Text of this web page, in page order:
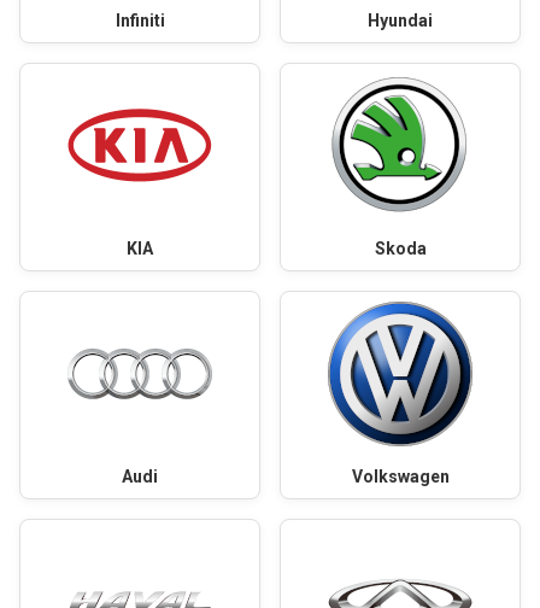
Infiniti Hyundai
KIA Skoda
Audi Volkswagen